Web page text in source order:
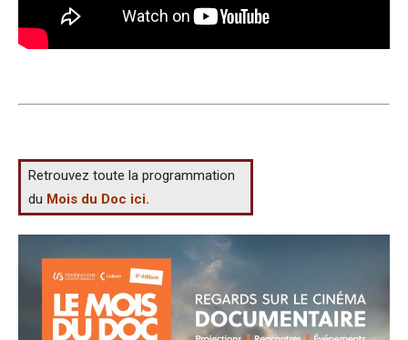
Retrouvez toute la programmation
du Mois du Doc ici.